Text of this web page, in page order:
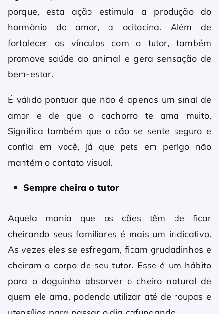
porque, esta ação estimula a produção do
hormônio do amor, a ocitocina. Além de
fortalecer os vínculos com o tutor, também
promove saúde ao animal e gera sensação de
bem-estar.
É válido pontuar que não é apenas um sinal de
amor e de que o cachorro te ama muito.
Significa também que ocão se sente seguro e
confia em você, já que pets em perigo não
mantém o contato visual.
Sempre cheira o tutor
Aquela mania que os cães têm de ficar
cheirando seus familiares é mais um indicativo.
As vezes eles se esfregam, ficam grudadinhos e
cheiram o corpo de seu tutor. Esse é um hábito
para o doguinho absorver o cheiro natural de
quem ele ama, podendo utilizar até de roupas e